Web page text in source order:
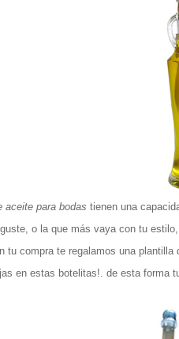
aceite para bodas tienen una
o la que más vaya con tu
tu compra te regalamos una
en estas botelitas!. de esta forma